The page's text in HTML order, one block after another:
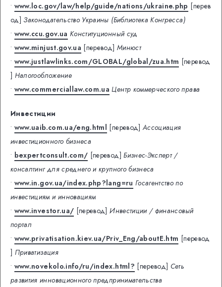
• www.loc.gov/law/help/guide/nations/ukraine.php [перев
од] Законодательство Украины (Библиотека Конгресса)
• www.ccu.gov.ua Конституционный суд
• www.minjust.gov.ua [перевод] Минюст
• www.justlawlinks.com/GLOBAL/global/zua.htm [перевод
] Налогообложение
• www.commerciallaw.com.ua Центр коммерческого права
Инвестиции
• www.uaib.com.ua/eng.html [перевод] Ассоциация
инвестиционного бизнеса
• bexpertconsult.com/ [перевод] Бизнес-Эксперт /
консалтинг для среднего и крупного бизнеса
• www.in.gov.ua/index.php?lang=ru Госагентство по
инвестициям и инновациям
• www.investor.ua/ [перевод] Инвестиции / финансовый
портал
• www.privatisation.kiev.ua/Priv_Eng/aboutE.htm [перевод
] Приватизация
• www.novekolo.info/ru/index.html? [перевод] Сеть
развития инновационного предпринимательства